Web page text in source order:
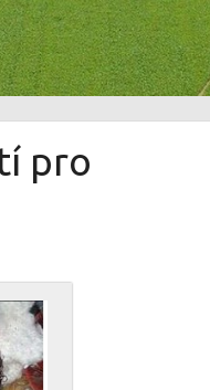
pro